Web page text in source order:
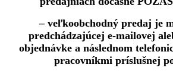
– veľkoobchodný predaj je
predchádzajúcej e-mailovej
objednávke a následnom
pracovníkmi príslušnej